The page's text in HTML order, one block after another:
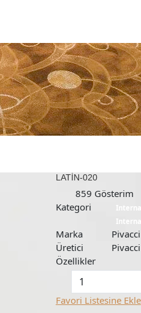
LATİN-020
859
Kategori
Marka
Pivacci
Üretici
Pivacci
Özellikler
Favori Listesine Ekle